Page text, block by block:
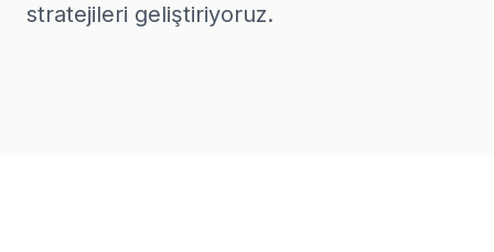
stratejileri geliştiriyoruz.